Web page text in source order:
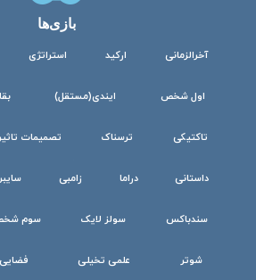
بازی‌ها
آخرالزمانی ارکید استراتژی
اول شخص ایندی(مستقل) بقا
تاکتیکی ترسناک تصمیمات
داستانی دراما زامبی
سندباکس سولز لایک سوم
شوتر علمی تخیلی فضایی